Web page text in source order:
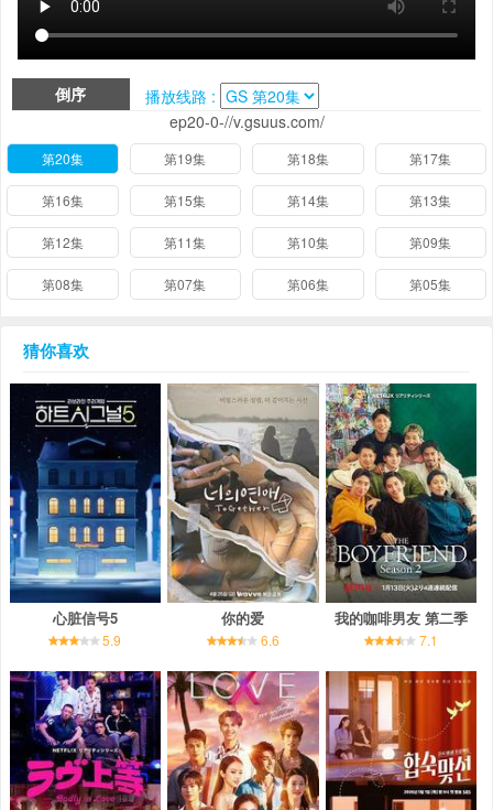
倒序
播放线路 :
ep20-0-//v.gsuus.com/
第20集 第19集 第18集 第17集
第16集 第15集 第14集 第13集
第12集 第11集 第10集 第09集
第08集 第07集 第06集 第05集
猜你喜欢
心脏信号5
5.9
你的爱
6.6
我的咖啡男友 第二季
7.1